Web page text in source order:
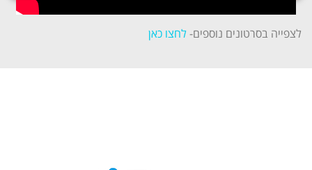
לצפייה בסרטונים נוספים-לחצו כאן